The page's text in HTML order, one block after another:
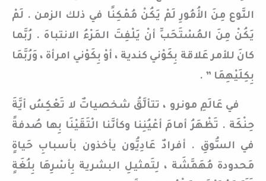
النَّوع مِنَ الأُمُورِ لَمْ يَكُنْ مُمْكِنًا في ذلك الزمن . لَمْ
يَكُنْ مِنَ المُسْتَحَبِّ أنْ يَلْفِتَ المَرْءُ الانتباهَ . رُبَّما
كانَ للأمر عَلاقة بِكَوْني كندية ، أوْ بِكَوْني امرأة ، وَرُبَّمَا
بِكِلَيْهِمَا ” .
في عَالَمِ مونرو ، تتألَّقُ شخصياتٌ لا تَعْكِسُ أيَّةَ
حِنْكَة . تَظْهَرُ أمامَ أعْيُنِنا وكأنَّنا الْتَقَيْنَا بِها صُدفةً
في السُّوقِ . أفرادٌ عَادِيُّون يأخذون بأسبابِ حَياةٍ
مَحدودة مُهَمَّشَة ، لِتَمثيلِ البشرية بِأسْرِهَا بِلُغَةٍ